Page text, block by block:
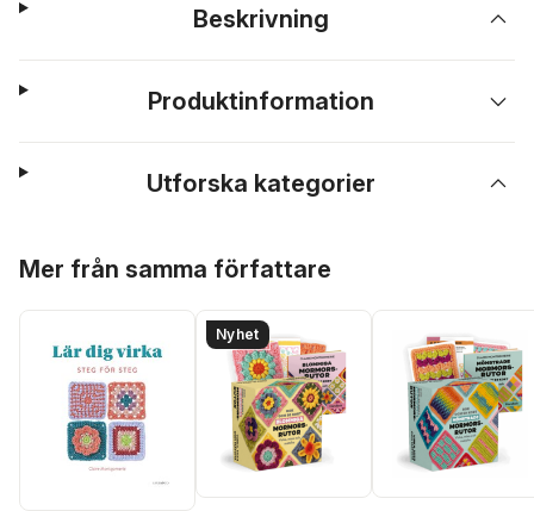
Beskrivning
Produktinformation
Utforska kategorier
Mer från samma författare
Nyhet